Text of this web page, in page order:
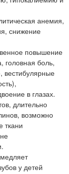
анемия,
снижение
повышение
головная боль,
вестибулярные
в глазах.
длительно
возможно
ткани
у детей